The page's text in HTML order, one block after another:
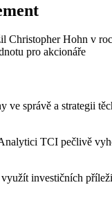
Christopher Hohn v
pro akcionáře
správě a strategii
TCI pečlivě
investičních